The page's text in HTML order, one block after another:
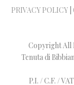
PRIVACY POLICY|
Copyright All
Tenuta di
P.I. / C.F. /